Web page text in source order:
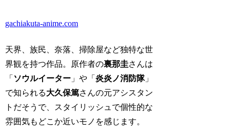
gachiakuta-anime.com
天界、族民、奈落、掃除屋など独特な世
界観を持つ作品。原作者の裏那圭さんは
「 ソウルイーター 」や「炎炎ノ消防隊」
で知られる大久保篤さんの元アシスタン
トだそうで、スタイリッシュで個性的な
雰囲気もどこか近いモノを感じます。